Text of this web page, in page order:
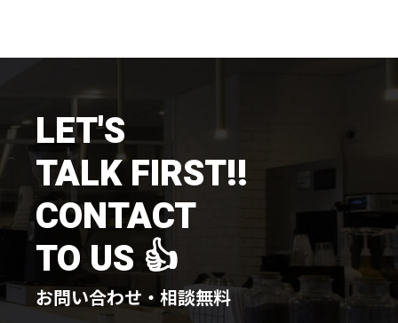
知る
はじめての方
店舗内装工事.comの強み
施工までの流れ
コラムを読む
お客様のこえ
LET'S
TALK FIRST!!
CONTACT
TO US 👍
お問い合わせ・相談無料